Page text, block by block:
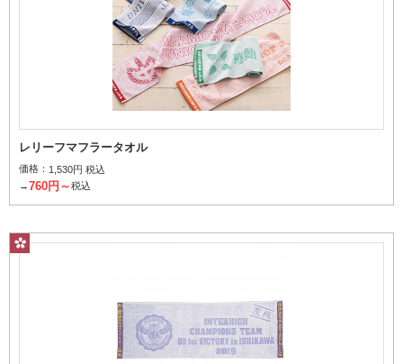
レリーフマフラータオル
価格： 1,530円 税込
→760円～税込